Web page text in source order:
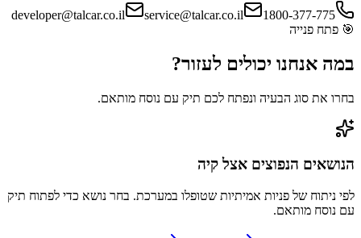
1800-377-775
service@talcar.co.il
developer@talcar.co.il
🎯 פתח פנייה
במה אנחנו יכולים לעזור?
בחרו את סוג הבעיה ונפתח לכם תיק עם נוסח מותאם.
הנושאים הנפוצים אצל קיה
לפי ניתוח של פניות אמיתיות שטופלו במערכת. בחר נושא כדי לפתוח תיק
עם נוסח מותאם.